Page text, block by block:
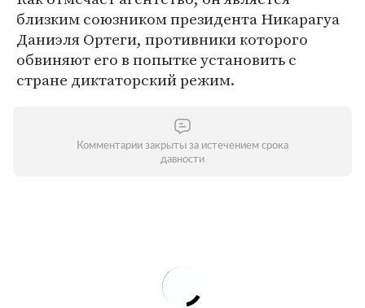
близким союзником президента Никарагуа
Даниэля Ортеги, противники которого
обвиняют его в попытке установить с
стране диктаторский режим.
Комментарии закрыты за истечением срока
давности